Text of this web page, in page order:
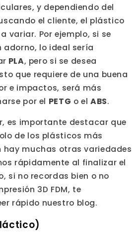
y dependiendo del
el cliente, el plástico
variar. Por ejemplo, si se
adorno, lo ideal sería
PLA, pero si se desea
que requiere de una buena
e impactos, será más
por el PETG o el ABS.
es importante destacar que
de los plásticos más
hay muchas otras variedades
rápidamente al finalizar el
si no recordas bien o no
3D FDM, te
rápido nuestro blog.